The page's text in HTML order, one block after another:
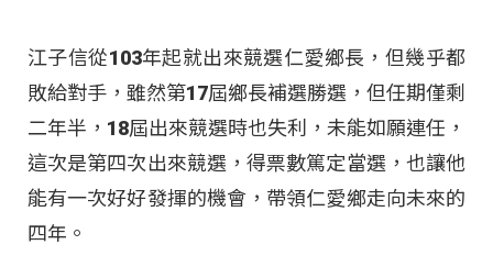
江子信從103年起就出來競選仁愛鄉長，但幾乎都
敗給對手，雖然第17屆鄉長補選勝選，但任期僅剩
二年半，18屆出來競選時也失利，未能如願連任，
這次是第四次出來競選，得票數篤定當選，也讓他
能有一次好好發揮的機會，帶領仁愛鄉走向未來的
四年。